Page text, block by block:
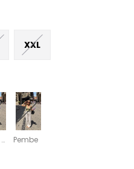
XXL
Butter Yellow Pembe